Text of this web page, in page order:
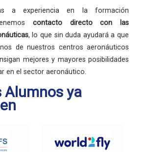
a experiencia en la formación
contacto directo con las
, lo que sin duda ayudará a que
de nuestros centros aeronáuticos
mejores y mayores posibilidades
en el sector aeronáutico.
Alumnos ya